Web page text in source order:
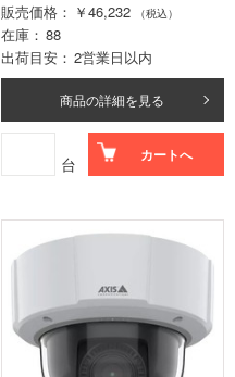
販売価格
￥46,232 （税込）
在庫
88
出荷目安
2営業日以内
商品の詳細を見る
台 カートへ